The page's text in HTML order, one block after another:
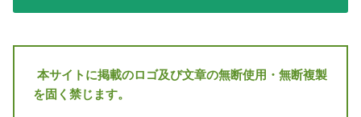
本サイトに掲載のロゴ及び文章の無断使用・無断複製
を固く禁じます。